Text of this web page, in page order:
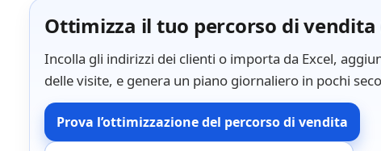
Ottimizza il tuo percorso di
Incolla gli indirizzi dei clienti o importa da Excel,
delle visite, e genera un piano giornaliero in pochi
Prova l’ottimizzazione del percorso di vendita